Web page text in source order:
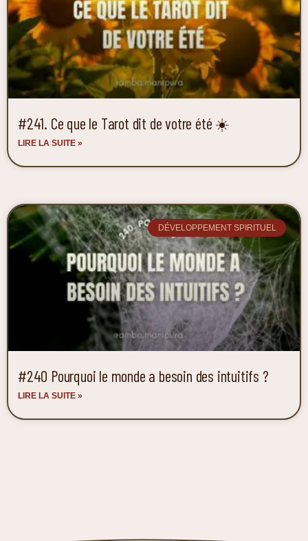
#241. Ce que le Tarot dit de votre été ☀️
LIRE LA SUITE »
DÉVELOPPEMENT SPIRITUEL
#240 Pourquoi le monde a besoin des intuitifs ?
LIRE LA SUITE »